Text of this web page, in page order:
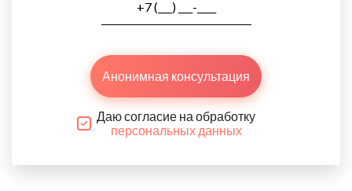
Анонимная консультация
Даю согласие на обработку
персональных данных